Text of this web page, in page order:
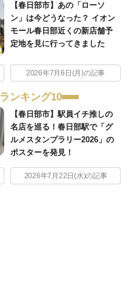
【春日部市】あの「ローソ
ン」は今どうなった？ イオン
モール春日部近くの新店舗予
定地を見に行ってきました
2026年7月6日(月)の記事
ランキング10
【春日部市】駅員イチ推しの
名店を巡る！春日部駅で「グ
ルメスタンプラリー2026」の
ポスターを発見！
2026年7月22日(水)の記事